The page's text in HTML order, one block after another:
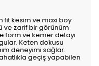
fit kesim ve maxi boy
ve zarif bir görünüm
form ve kemer detayı
Keten dokusu
deneyimi sağlar.
geçiş yapabilen